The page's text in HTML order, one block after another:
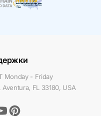
Monday - Friday
FL 33180, USA
Pinterest